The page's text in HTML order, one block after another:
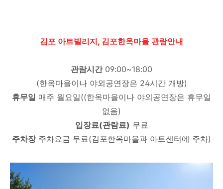
김포 아트빌리지, 김포한옥마을 관람안내
관람시간 09:00~18:00
(한옥마을이나 야외공연장은 24시간 개방)
휴무일 매주 월요일((한옥마을이나 야외공연장은 휴무일
없음)
입장료(관람료) 무료
주차장 주차요금 무료(김포한옥마을과 아트센터에 주차)